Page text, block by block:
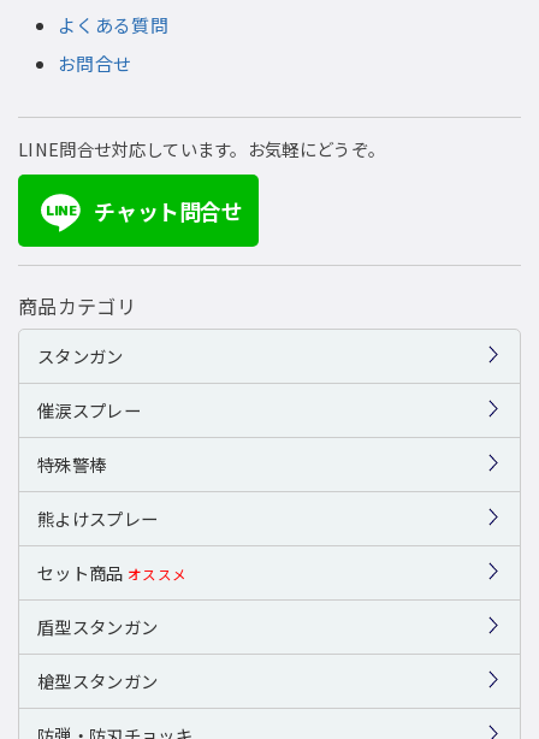
よくある質問
お問合せ
LINE問合せ対応しています。お気軽にどうぞ。
LINE チャット問合せ
商品カテゴリ
スタンガン
催涙スプレー
特殊警棒
熊よけスプレー
セット商品 オススメ
盾型スタンガン
槍型スタンガン